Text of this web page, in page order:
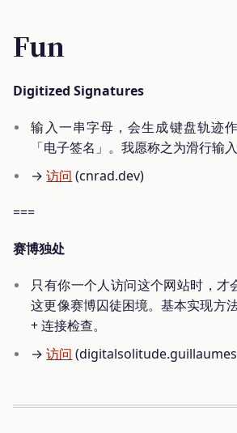
Fun
Digitized Signatures
输入一串字母，会生成键盘轨迹
「电子签名」。我愿称之为滑行输
→访问 (cnrad.dev)
===
赛博独处
只有你一个人访问这个网站时，才
这更像赛博囚徒困境。基本实现方
+ 连接检查。
→访问